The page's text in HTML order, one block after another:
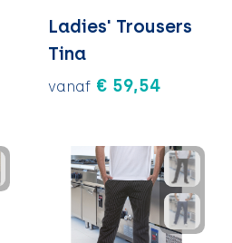
Ladies' Trousers
Tina
vanaf € 59,54